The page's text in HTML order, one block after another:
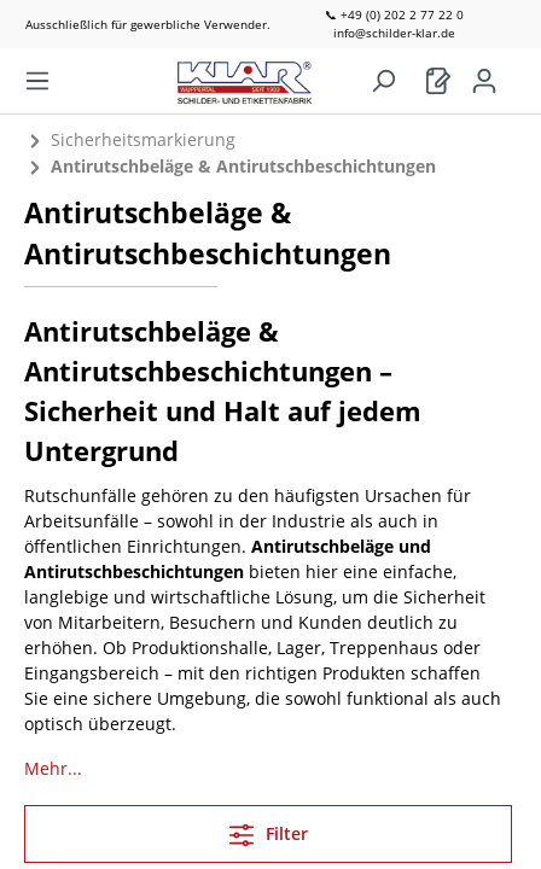
Ausschließlich für gewerbliche Verwender.
📞 +49 (0) 202 2 77 22 0
info@schilder-klar.de
Sicherheitsmarkierung
Antirutschbeläge & Antirutschbeschichtungen
Antirutschbeläge &
Antirutschbeschichtungen
Antirutschbeläge &
Antirutschbeschichtungen –
Sicherheit und Halt auf jedem
Untergrund
Rutschunfälle gehören zu den häufigsten Ursachen für
Arbeitsunfälle – sowohl in der Industrie als auch in
öffentlichen Einrichtungen. Antirutschbeläge und
Antirutschbeschichtungen bieten hier eine einfache,
langlebige und wirtschaftliche Lösung, um die Sicherheit
von Mitarbeitern, Besuchern und Kunden deutlich zu
erhöhen. Ob Produktionshalle, Lager, Treppenhaus oder
Eingangsbereich – mit den richtigen Produkten schaffen
Sie eine sichere Umgebung, die sowohl funktional als auch
optisch überzeugt.
Mehr...
Filter